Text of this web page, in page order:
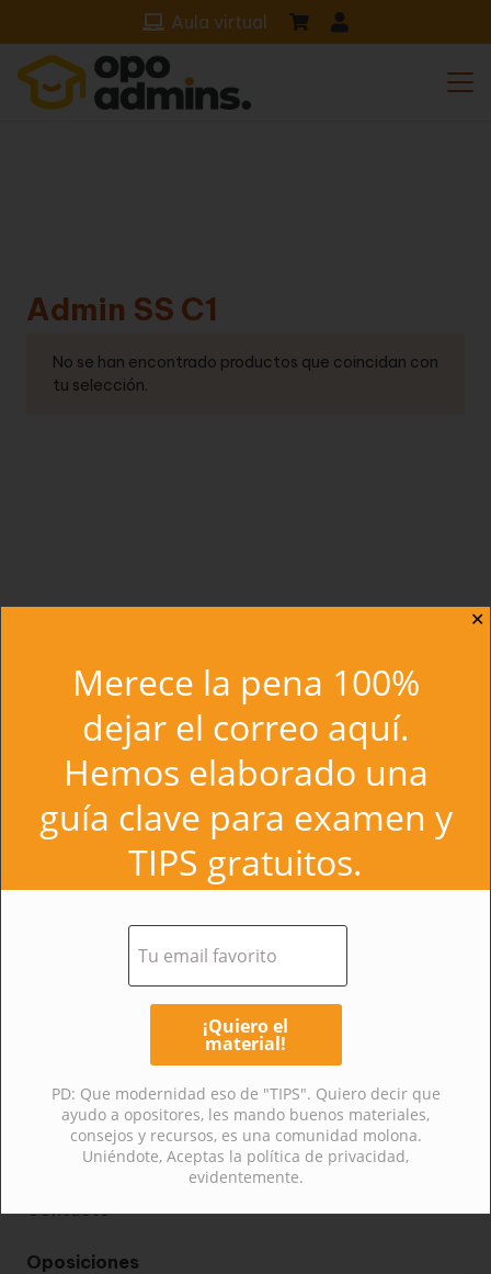
Aula virtual
Admin SS C1
No se han encontrado productos que coincidan con
tu selección.
Únete a la mayor comunidad de opositores
Academia de Oposiciones
Oposiciones
Quienes somos
Contacto
Oposiciones
✕
Merece la pena 100%
dejar el correo aquí.
Hemos elaborado una
guía clave para examen y
TIPS gratuitos.
PD: Que modernidad eso de "TIPS". Quiero decir que
ayudo a opositores, les mando buenos materiales,
consejos y recursos, es una comunidad molona.
Uniéndote, Aceptas la política de privacidad,
evidentemente.